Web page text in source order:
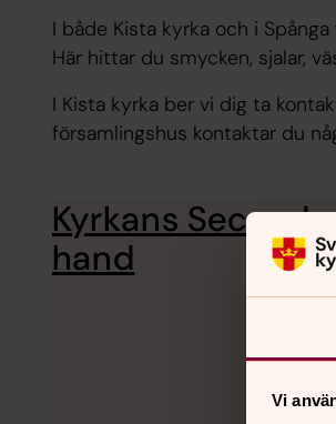
Vi
I både Kista kyrka och i
Här hittar du smycken, sjalar,
I Kista kyrka ber vi dig ta
församlingshus kontaktar du
Kyrkans Second
hand